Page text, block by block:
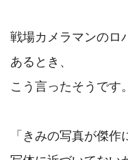
戦場カメラマンのロ
あるとき、
こう言ったそうです。
「きみの写真が傑